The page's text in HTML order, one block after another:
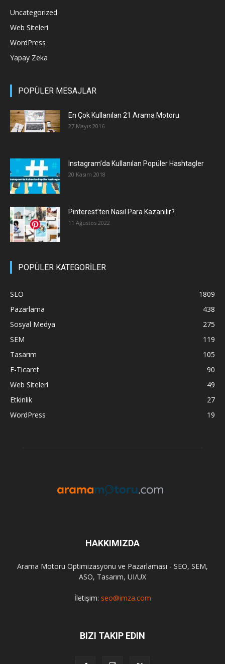
Uncategorized
Web Siteleri
WordPress
Yapay Zeka
POPÜLER MESAJLAR
En Çok Kullanılan 21 Arama Motoru
27 Mayıs 2016
Instagram’da Kullanılan Popüler Hashtagler
20 Kasım 2018
Pinterest’ten Nasıl Para Kazanılır?
11 Ağustos 2022
POPÜLER KATEGORİLER
SEO
1809
Pazarlama
438
Sosyal Medya
275
SEM
119
Tasarım
105
E-Ticaret
90
Web Siteleri
49
Etkinlik
27
WordPress
19
HAKKIMIZDA
Arama Motoru Optimizasyonu ve Pazarlaması - SEO, SEM,
ASO, Tasarım, UI/UX
İletişim: seo@imza.com
BIZI TAKIP EDIN